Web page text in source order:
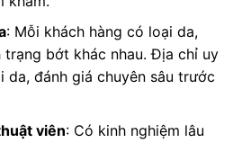
: Mỗi khách hàng có loại da,
bớt khác nhau. Địa chỉ uy
da, đánh giá chuyên sâu trước
viên: Có kinh nghiệm lâu